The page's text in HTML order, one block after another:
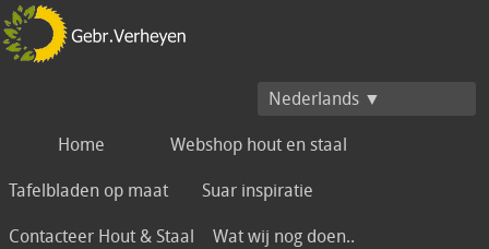
Nederlands ▼
Home
Webshop hout en staal
Tafelbladen op maat
Suar inspiratie
Contacteer Hout & Staal
Wat wij nog doen..